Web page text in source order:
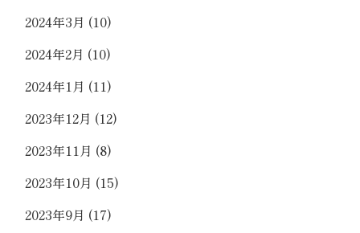
2024年3月 (10)
2024年2月 (10)
2024年1月 (11)
2023年12月 (12)
2023年11月 (8)
2023年10月 (15)
2023年9月 (17)